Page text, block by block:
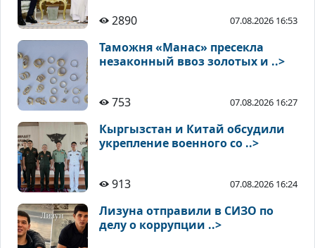
2890 07.08.2026 16:53
Таможня «Манас» пресекла
незаконный ввоз золотых и ..>
753 07.08.2026 16:27
Кыргызстан и Китай обсудили
укрепление военного со ..>
913 07.08.2026 16:24
Лизуна отправили в СИЗО по
делу о коррупции ..>